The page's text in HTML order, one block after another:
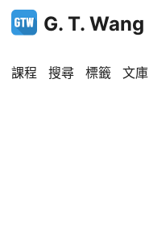
G. T. Wang
課程 搜尋 標籤 文庫